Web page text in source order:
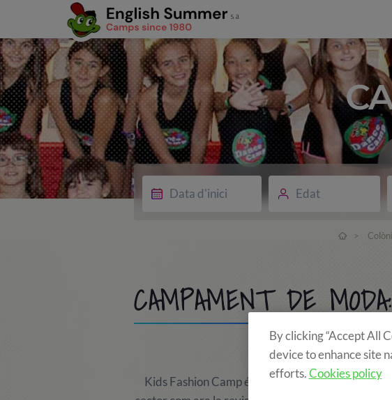
Edat
>
CAMPAMENT DE
Colònies
Kids Fashion Camp és el primer campament
By clicking “Accept All
device to enhance site
efforts.Cookies policy